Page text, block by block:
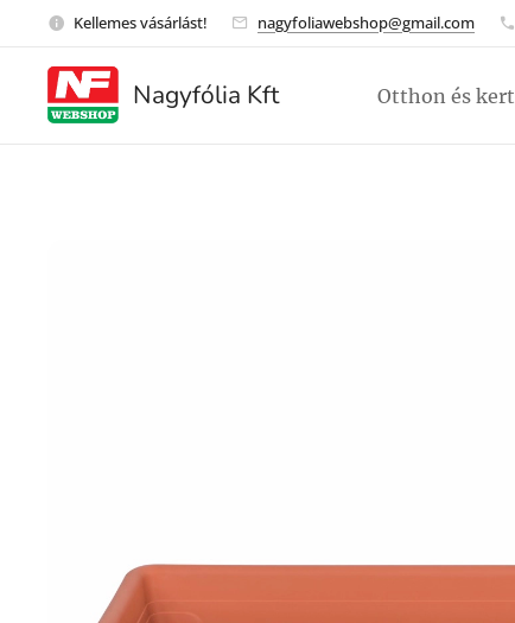
Kellemes vásárlást! nagyfoliawebshop@gmail.com
Nagyfólia Kft Otthon és kert